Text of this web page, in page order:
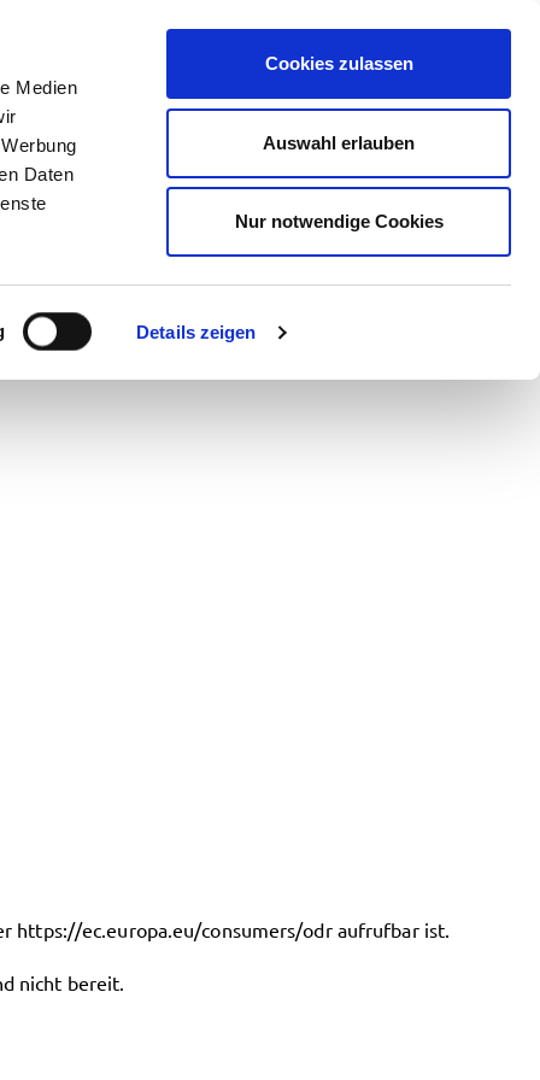
Medien
Daten
Details zeigen
Cookies zulassen
Auswahl erlauben
Nur notwendige Cookies
https://ec.europa.eu/consumers/odr aufrufbar ist.
nicht bereit.